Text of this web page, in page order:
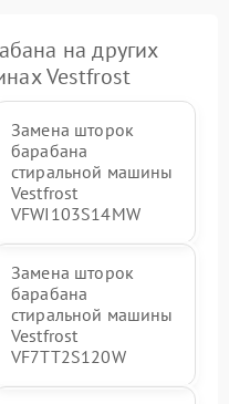
на других
Vestfrost
Замена шторок
барабана
стиральной машины
Vestfrost
VFWI103S14MW
Замена шторок
барабана
стиральной машины
Vestfrost
VF7TT2S120W